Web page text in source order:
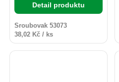
rukojeti potažený měkčenou
TPR pryží s protiskluzovou
úpravou – pro pohodlné držení
a vyšší přenos kroutící síly.
Vhodný pro elektrikářské
práce, údržbu, montáže i
běžné dílenské použití.
Detail produktu
Sroubovak 53073
38,02 Kč / ks